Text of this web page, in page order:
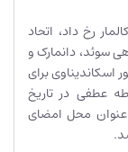
رخ داد، اتحاد
پادشاهی سوئد، دانمارک و
برای
عطفی در تاریخ
محل امضای